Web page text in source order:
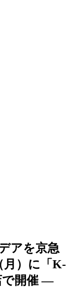
アを京急
月）に「K-
で開催 —